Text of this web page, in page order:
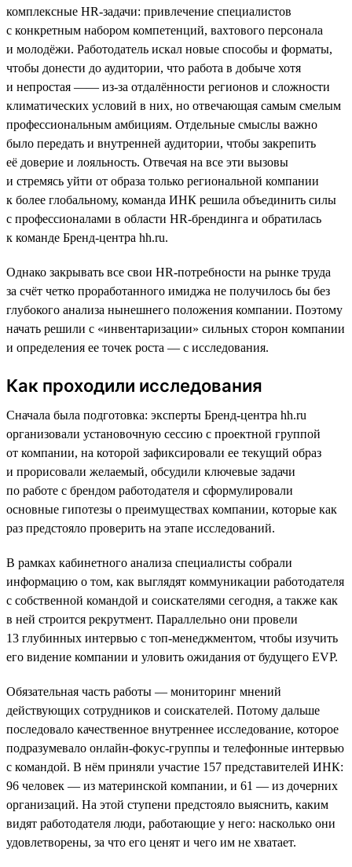
комплексные HR-задачи: привлечение специалистов
с конкретным набором компетенций, вахтового персонала
и молодёжи. Работодатель искал новые способы и форматы,
чтобы донести до аудитории, что работа в добыче хотя
и непростая —— из-за отдалённости регионов и сложности
климатических условий в них, но отвечающая самым смелым
профессиональным амбициям. Отдельные смыслы важно
было передать и внутренней аудитории, чтобы закрепить
её доверие и лояльность. Отвечая на все эти вызовы
и стремясь уйти от образа только региональной компании
к более глобальному, команда ИНК решила объединить силы
с профессионалами в области HR-брендинга и обратилась
к команде Бренд-центра hh.ru.
Однако закрывать все свои HR-потребности на рынке труда
за счёт четко проработанного имиджа не получилось бы без
глубокого анализа нынешнего положения компании. Поэтому
начать решили с «инвентаризации» сильных сторон компании
и определения ее точек роста — с исследования.
Как проходили исследования
Сначала была подготовка: эксперты Бренд-центра hh.ru
организовали установочную сессию с проектной группой
от компании, на которой зафиксировали ее текущий образ
и прорисовали желаемый, обсудили ключевые задачи
по работе с брендом работодателя и сформулировали
основные гипотезы о преимуществах компании, которые как
раз предстояло проверить на этапе исследований.
В рамках кабинетного анализа специалисты собрали
информацию о том, как выглядят коммуникации работодателя
с собственной командой и соискателями сегодня, а также как
в ней строится рекрутмент. Параллельно они провели
13 глубинных интервью с топ-менеджментом, чтобы изучить
его видение компании и уловить ожидания от будущего EVP.
Обязательная часть работы — мониторинг мнений
действующих сотрудников и соискателей. Потому дальше
последовало качественное внутреннее исследование, которое
подразумевало онлайн-фокус-группы и телефонные интервью
с командой. В нём приняли участие 157 представителей ИНК:
96 человек — из материнской компании, и 61 — из дочерних
организаций. На этой ступени предстояло выяснить, каким
видят работодателя люди, работающие у него: насколько они
удовлетворены, за что его ценят и чего им не хватает.